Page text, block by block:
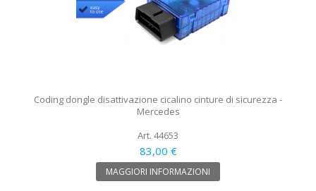
Coding dongle disattivazione cicalino cinture di sicurezza -
Mercedes
Art. 44653
83,00 €
MAGGIORI INFORMAZIONI